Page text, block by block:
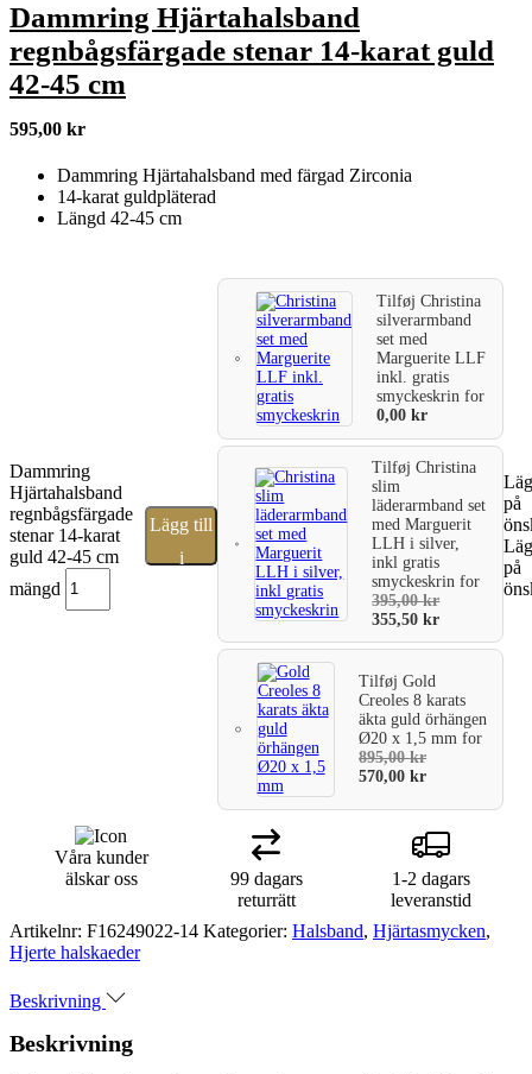
Dammring Hjärtahalsband
regnbågsfärgade stenar 14-karat guld
42-45 cm
595,00 kr
Dammring Hjärtahalsband med färgad Zirconia
14-karat guldpläterad
Längd 42-45 cm
Dammring
Hjärtahalsband
regnbågsfärgade
stenar 14-karat
guld 42-45 cm
mängd
Lägg till
i
TilføjChristina
silverarmband
set med
Marguerite LLF
inkl. gratis
smyckeskrinfor
0,00kr
TilføjChristina
slim
läderarmband set
med Marguerit
LLH i silver,
inkl gratis
smyckeskrinfor
395,00kr
355,50kr
TilføjGold
Creoles 8 karats
äkta guld örhängen
Ø20 x 1,5 mmfor
895,00kr
570,00kr
på
på
Våra kunder
älskar oss
99 dagars
returrätt
1-2 dagars
leveranstid
Artikelnr: F16249022-14 Kategorier: Halsband, Hjärtasmycken,
Hjerte halskaeder
Beskrivning
Beskrivning